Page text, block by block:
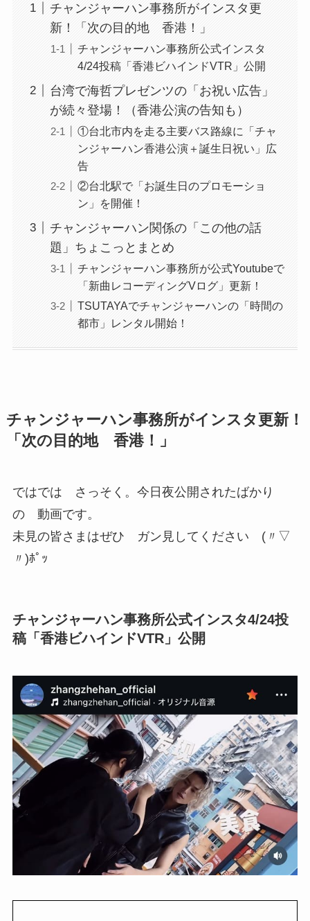
チャンジャーハン事務所がインスタ更
新！「次の目的地 香港！」
チャンジャーハン事務所公式インスタ
4/24投稿「香港ビハインドVTR」公開
台湾で海哲プレゼンツの「お祝い広告」
が続々登場！（香港公演の告知も）
①台北市内を走る主要バス路線に「チャ
ンジャーハン香港公演＋誕生日祝い」広
告
②台北駅で「お誕生日のプロモーショ
ン」を開催！
チャンジャーハン関係の「この他の話
題」ちょこっとまとめ
チャンジャーハン事務所が公式Youtubeで
「新曲レコーディングVログ」更新！
TSUTAYAでチャンジャーハンの「時間の
都市」レンタル開始！
チャンジャーハン事務所がインスタ更新！
「次の目的地 香港！」
ではでは さっそく。今日夜公開されたばかり
の 動画です。
未見の皆さまはぜひ ガン見してください (〃▽
〃)ﾎﾟｯ
チャンジャーハン事務所公式インスタ4/24投
稿「香港ビハインドVTR」公開